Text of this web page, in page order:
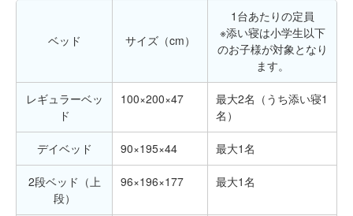
ベッド サイズ（cm）
1台あたりの定員
※添い寝は小学生以下
のお子様が対象となり
ます。
レギュラーベッ
ド
100×200×47
最大2名（うち添い寝1
名）
デイベッド 90×195×44 最大1名
2段ベッド（上
段）
96×196×177 最大1名